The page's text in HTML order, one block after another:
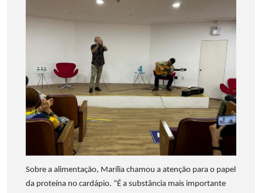
Sobre a alimentação, Marília chamou a atenção para o papel
da proteína no cardápio. “É a substância mais importante